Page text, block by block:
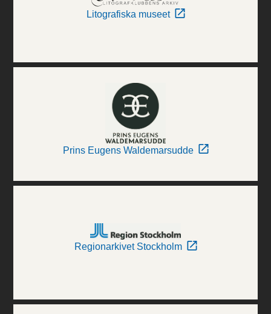
Litografiska museet
Prins Eugens Waldemarsudde
Regionarkivet Stockholm